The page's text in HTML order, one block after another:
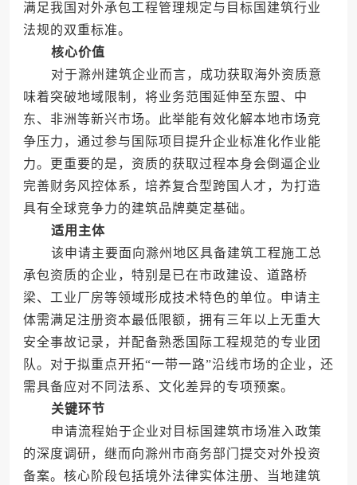
满足我国对外承包工程管理规定与目标国建筑行业
法规的双重标准。
核心价值
对于滁州建筑企业而言，成功获取海外资质意
味着突破地域限制，将业务范围延伸至东盟、中
东、非洲等新兴市场。此举能有效化解本地市场竞
争压力，通过参与国际项目提升企业标准化作业能
力。更重要的是，资质的获取过程本身会倒逼企业
完善财务风控体系，培养复合型跨国人才，为打造
具有全球竞争力的建筑品牌奠定基础。
适用主体
该申请主要面向滁州地区具备建筑工程施工总
承包资质的企业，特别是已在市政建设、道路桥
梁、工业厂房等领域形成技术特色的单位。申请主
体需满足注册资本最低限额，拥有三年以上无重大
安全事故记录，并配备熟悉国际工程规范的专业团
队。对于拟重点开拓“一带一路”沿线市场的企业，还
需具备应对不同法系、文化差异的专项预案。
关键环节
申请流程始于企业对目标国建筑市场准入政策
的深度调研，继而向滁州市商务部门提交对外投资
备案。核心阶段包括境外法律实体注册、当地建筑